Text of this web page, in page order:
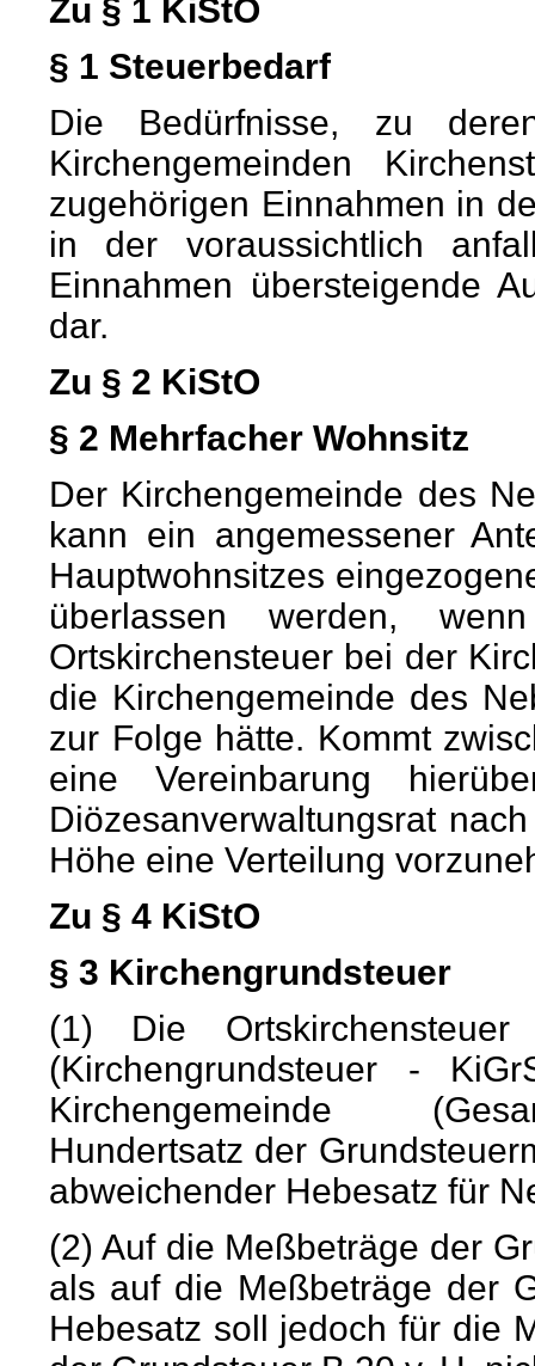
Zu § 1 KiStO
§ 1 Steuerbedarf
Die Bedürfnisse, zu
Kirchengemeinden
zugehörigen Einnahmen in
in der voraussichtlich
Einnahmen übersteigende
dar.
Zu § 2 KiStO
§ 2 Mehrfacher Wohnsitz
Der Kirchengemeinde des
kann ein angemessener
Hauptwohnsitzes
überlassen werden,
Ortskirchensteuer bei der
die Kirchengemeinde des
zur Folge hätte. Kommt
eine Vereinbarung
Diözesanverwaltungsrat
Höhe eine Verteilung
Zu § 4 KiStO
§ 3 Kirchengrundsteuer
(1) Die Ortskirchensteuer
(Kirchengrundsteuer -
Kirchengemeinde
Hundertsatz der
abweichender Hebesatz für
(2) Auf die Meßbeträge der
als auf die Meßbeträge der
Hebesatz soll jedoch für die